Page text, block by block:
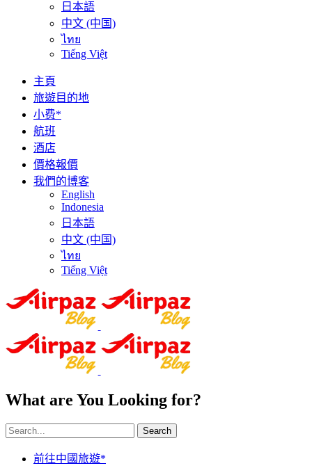
日本語
中文 (中国)
ไทย
Tiếng Việt
主頁
旅遊目的地
小费*
航班
酒店
價格報價
我們的博客
English
Indonesia
日本語
中文 (中国)
ไทย
Tiếng Việt
What are You Looking for?
Search
前往中國旅遊*